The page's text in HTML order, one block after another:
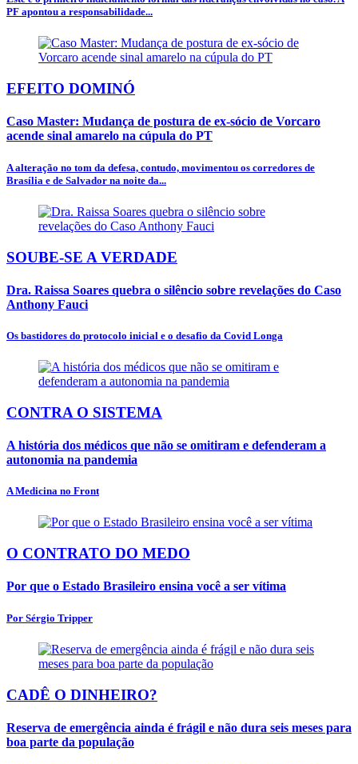
PF apontou a responsabilidade...
EFEITO DOMINÓ
Caso Master: Mudança de postura de ex-sócio de Vorcaro
acende sinal amarelo na cúpula do PT
A alteração no tom da defesa, contudo, movimentou os corredores de
Brasília e de Salvador na noite da...
SOUBE-SE A VERDADE
Dra. Raissa Soares quebra o silêncio sobre revelações do Caso
Anthony Fauci
Os bastidores do protocolo inicial e o desafio da Covid Longa
CONTRA O SISTEMA
A história dos médicos que não se omitiram e defenderam a
autonomia na pandemia
A Medicina no Front
O CONTRATO DO MEDO
Por que o Estado Brasileiro ensina você a ser vítima
Por Sérgio Tripper
CADÊ O DINHEIRO?
Reserva de emergência ainda é frágil e não dura seis meses para
boa parte da população